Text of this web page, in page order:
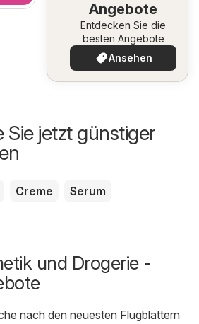
Angebote
Entdecken Sie die
besten Angebote
Ansehen
Sie jetzt günstiger
Creme
Serum
und Drogerie -
nach den neuesten Flugblättern